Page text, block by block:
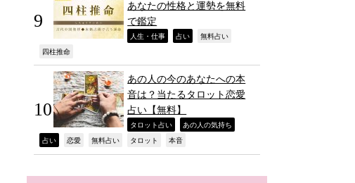
あなたの性格と運勢を無料
で鑑定
人生・仕事 占い 無料占い
四柱推命
あの人の今のあなたへの本
音は？当たるタロット恋愛
占い【無料】
タロット占い あの人の気持ち
占い 恋愛 無料占い タロット 本音